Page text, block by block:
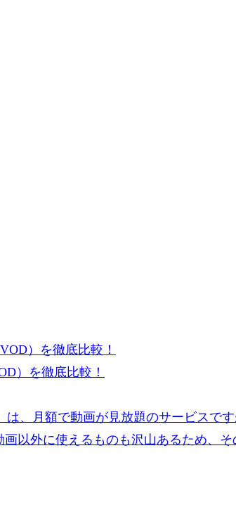
）を徹底比較！
、月額で動画が見放題のサービスで
以外に使えるものも沢山あるため、